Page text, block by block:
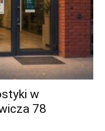
w
78